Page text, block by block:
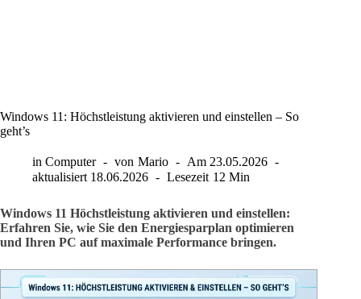
Windows 11: Höchstleistung aktivieren und einstellen – So
geht’s
in Computer von Mario Am 23.05.2026
aktualisiert 18.06.2026 Lesezeit 12 Min
Windows 11 Höchstleistung aktivieren und einstellen:
Erfahren Sie, wie Sie den Energiesparplan optimieren
und Ihren PC auf maximale Performance bringen.